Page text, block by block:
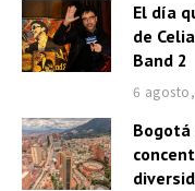
El día
de
Band 2
6
Bogotá